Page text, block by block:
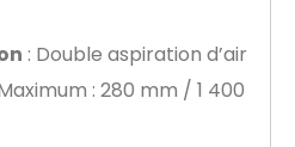
: Double aspiration d’air
: 280 mm / 1 400